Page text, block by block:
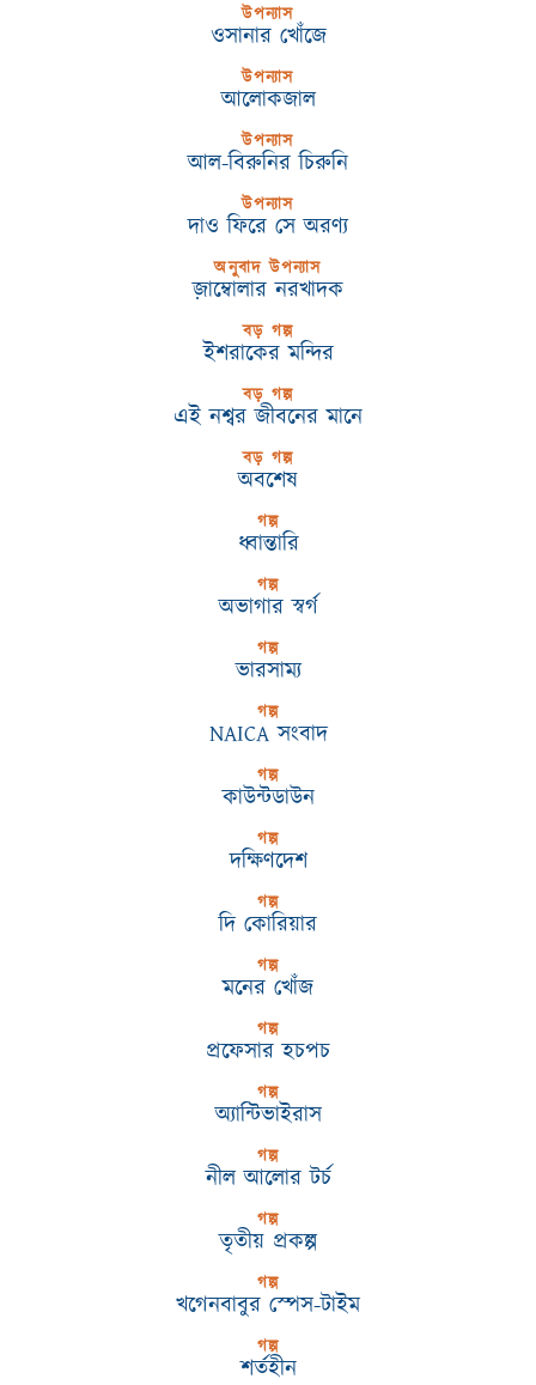
উপন্যাস
ওসানার খোঁজে
উপন্যাস
আলোকজাল
উপন্যাস
আল-বিরুনির চিরুনি
উপন্যাস
দাও ফিরে সে অরণ্য
অনুবাদ উপন্যাস
জ়াম্বোলার নরখাদক
বড় গল্প
ইশরাকের মন্দির
বড় গল্প
এই নশ্বর জীবনের মানে
বড় গল্প
অবশেষ
গল্প
ধ্বান্তারি
গল্প
অভাগার স্বর্গ
গল্প
ভারসাম্য
গল্প
NAICA সংবাদ
গল্প
কাউন্টডাউন
গল্প
দক্ষিণদেশ
গল্প
দি কোরিয়ার
গল্প
মনের খোঁজ
গল্প
প্রফেসার হচপচ
গল্প
অ্যান্টিভাইরাস
গল্প
নীল আলোর টর্চ
গল্প
তৃতীয় প্রকল্প
গল্প
খগেনবাবুর স্পেস-টাইম
গল্প
শর্তহীন